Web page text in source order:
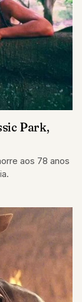
Park,
aos 78 anos